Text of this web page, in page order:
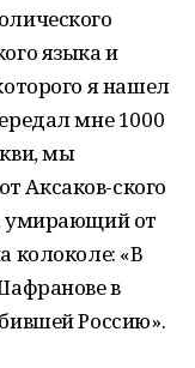
языка и
я нашел
мне 1000
мы
Аксаков-ского
умирающий от
колоколе: «В
в
Россию».